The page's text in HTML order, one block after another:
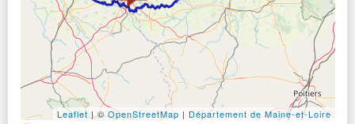
Leaflet | ©OpenStreetMap | Département de Maine-et-Loire